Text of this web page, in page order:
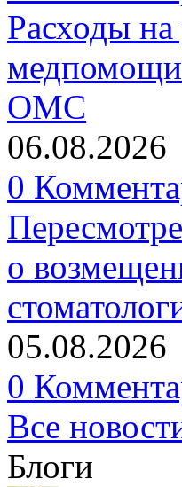
Расходы
медпомощи
ОМС
06.08.2026
0
о
05.08.2026
0
Все
Блоги